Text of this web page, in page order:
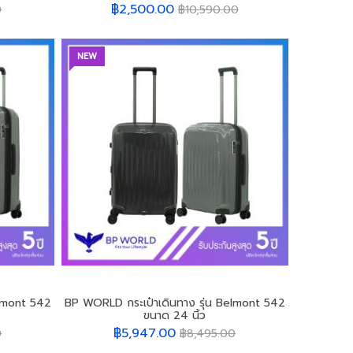
฿2,500.00 ฿10,590.00
542
NEW
BP WORLD กระเป๋าเดินทาง รุ่น Belmont 542
ขนาด 24 นิ้ว
฿5,947.00 ฿8,495.00